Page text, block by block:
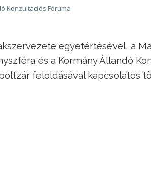
Konzultációs Fóruma
egyetértésével, a
és a Kormány Állandó
feloldásával kapcsolatos